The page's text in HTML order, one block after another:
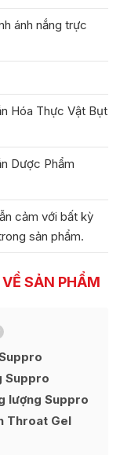
ánh nắng trực
Hóa Thực Vật Bụt
Dược Phẩm
cảm với bất kỳ
sản phẩm.
SẢN PHẨM
[
Suppro
lượng Suppro
Throat Gel